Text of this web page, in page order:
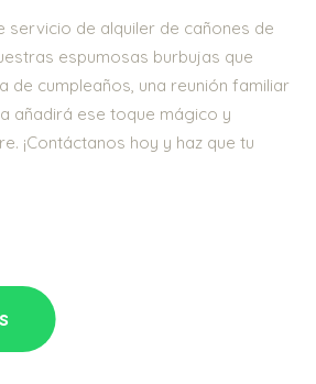
servicio de alquiler de cañones de
espumosas burbujas que
de cumpleaños, una reunión familiar
añadirá ese toque mágico y
¡Contáctanos hoy y haz que tu